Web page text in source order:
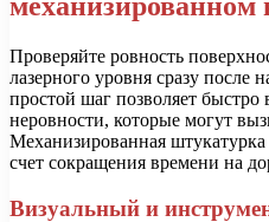
Проверяйте ровность
лазерного уровня сразу после
простой шаг позволяет
неровности, которые могут
Механизированная штукатурка
счет сокращения времени на
Визуальный и